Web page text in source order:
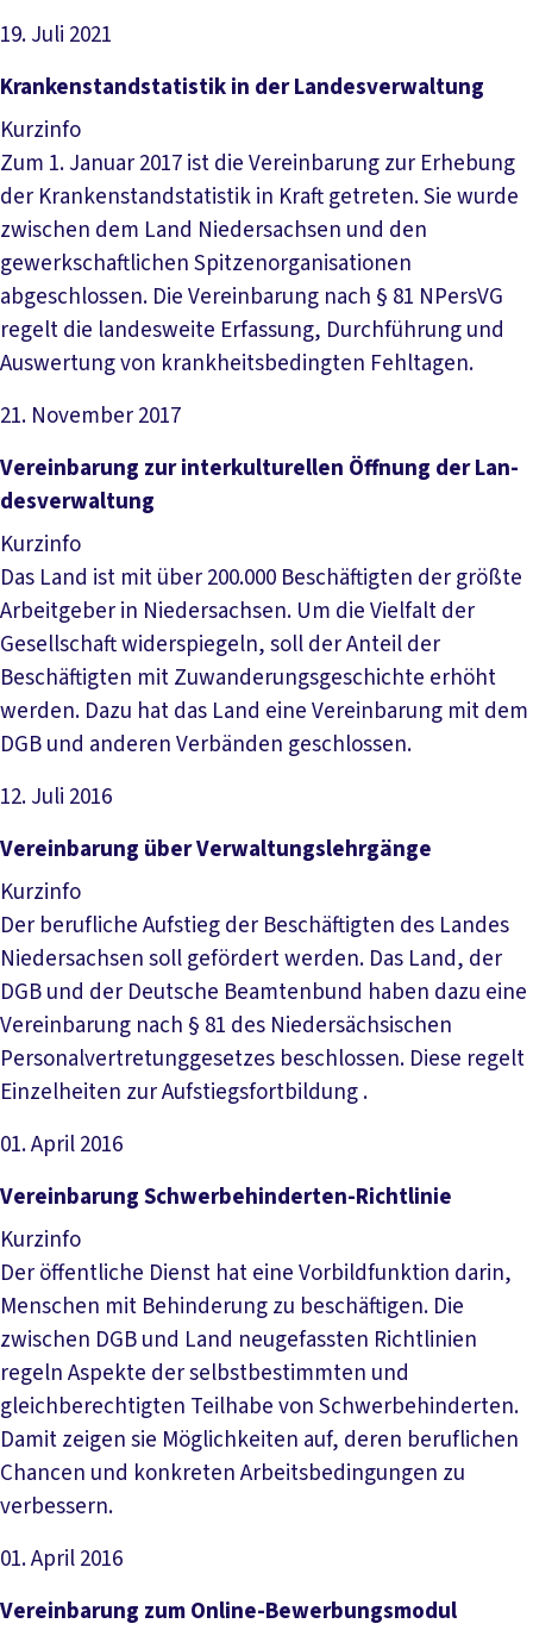
19. Juli 2021
Datei herunterladen
Kran­ken­stand­sta­tis­tik in der Lan­des­ver­wal­tung
Kurzinfo
Zum 1. Januar 2017 ist die Vereinbarung zur Erhebung
der Krankenstandstatistik in Kraft getreten. Sie wurde
zwischen dem Land Niedersachsen und den
gewerkschaftlichen Spitzenorganisationen
abgeschlossen. Die Vereinbarung nach § 81 NPersVG
regelt die landesweite Erfassung, Durchführung und
Auswertung von krankheitsbedingten Fehltagen.
21. November 2017
Datei herunterladen
Ver­ein­ba­rung zur in­ter­kul­tu­rel­len Öff­nung der Lan­
des­ver­wal­tung
Kurzinfo
Das Land ist mit über 200.000 Beschäftigten der größte
Arbeitgeber in Niedersachsen. Um die Vielfalt der
Gesellschaft widerspiegeln, soll der Anteil der
Beschäftigten mit Zuwanderungsgeschichte erhöht
werden. Dazu hat das Land eine Vereinbarung mit dem
DGB und anderen Verbänden geschlossen.
12. Juli 2016
Datei herunterladen
Ver­ein­ba­rung über Ver­wal­tungs­lehr­gän­ge
Kurzinfo
Der berufliche Aufstieg der Beschäftigten des Landes
Niedersachsen soll gefördert werden. Das Land, der
DGB und der Deutsche Beamtenbund haben dazu eine
Vereinbarung nach § 81 des Niedersächsischen
Personalvertretunggesetzes beschlossen. Diese regelt
Einzelheiten zur Aufstiegsfortbildung .
01. April 2016
Datei herunterladen
Ver­ein­ba­rung Schwer­be­hin­der­ten-Richt­li­nie
Kurzinfo
Der öffentliche Dienst hat eine Vorbildfunktion darin,
Menschen mit Behinderung zu beschäftigen. Die
zwischen DGB und Land neugefassten Richtlinien
regeln Aspekte der selbstbestimmten und
gleichberechtigten Teilhabe von Schwerbehinderten.
Damit zeigen sie Möglichkeiten auf, deren beruflichen
Chancen und konkreten Arbeitsbedingungen zu
verbessern.
01. April 2016
Datei herunterladen
Ver­ein­ba­rung zum On­li­ne-Be­wer­bungs­mo­dul